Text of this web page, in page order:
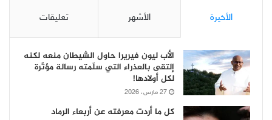
الأخيرة الأشهر تعليقات
الأب ليون فيريرا حاول الشيطان منعه لكنه
إلتقى بالعذراء التي سلّمته رسالة مؤثّرة
لكل أولادها!
27 مارس، 2026
كل ما أردت معرفته عن أربعاء الرماد